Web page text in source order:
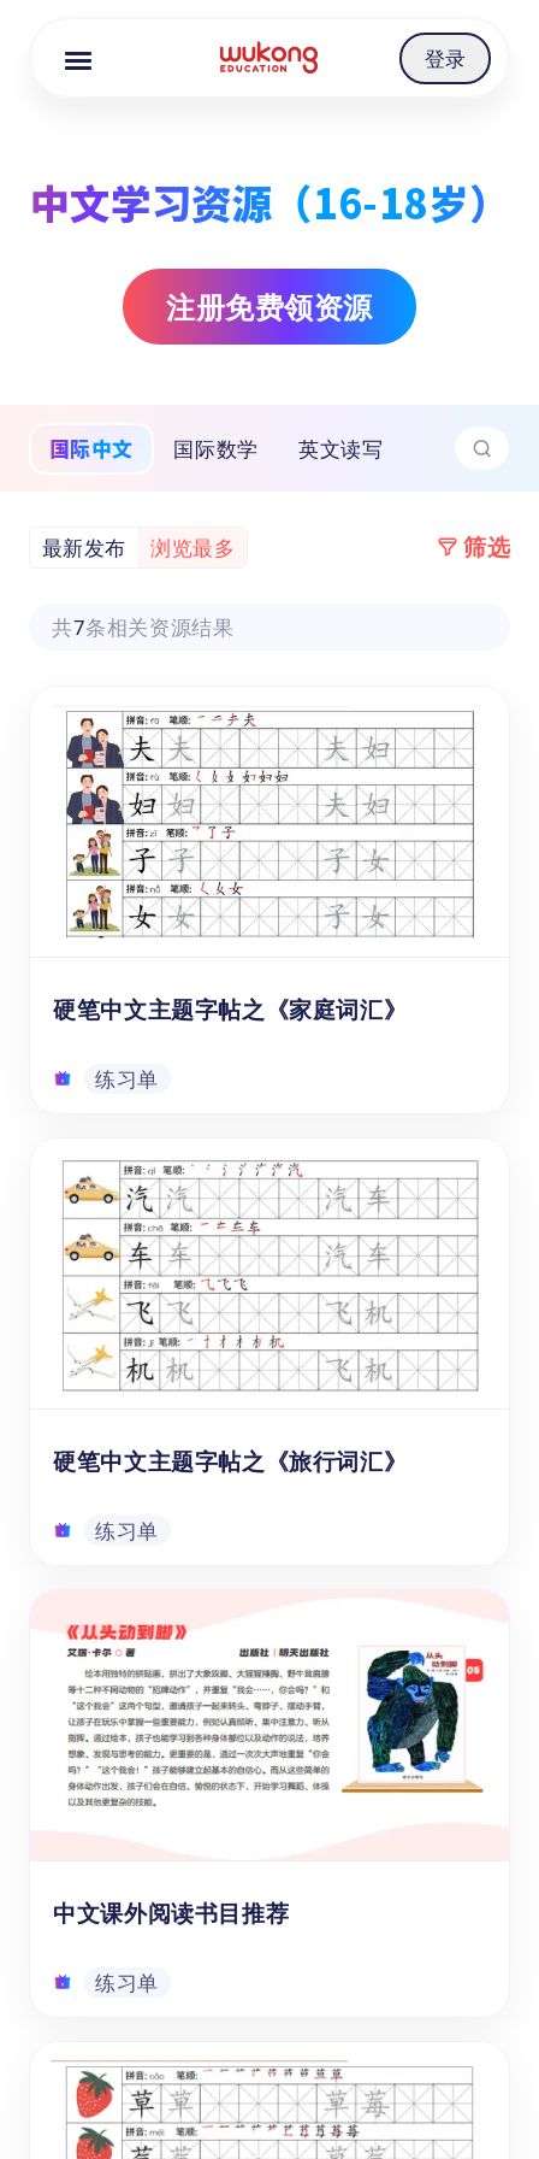
登录
中文学习资源（16-18岁）
注册免费领资源
国际中文 国际数学 英文读写
最新发布 浏览最多 筛选
共7条相关资源结果
硬笔中文主题字帖之《家庭词汇》
练习单
硬笔中文主题字帖之《家庭词汇》
这本《家庭词汇》中文字帖面向年龄在6-12岁
的海外1-6年级学生，通过系统性地练习汉字
书写，聚焦于日常生活中家庭成员间的称谓，
有效衔接母语文化和提升中文书写技能，促进
孩子们在多元文化背景下的身份认同感。
练习单
硬笔中文主题字帖之《旅行词汇》
练习单
这本《旅行词汇》中文字帖可以帮助年龄在6-
12岁的海外1-6年级学生，系统地学习和掌握
硬笔中文书写的基本技巧。同时，通过书写和
记忆旅行词汇，学生还能在旅行过程中，更加
便捷地理解和使用相关的中文信息，提升旅行
体验。
中文课外阅读书目推荐
练习单
中文课外阅读书目推荐
【三十本经典课外阅读书单】为学龄前儿童、
1-12年级青少年提供30本2024年新版经典课